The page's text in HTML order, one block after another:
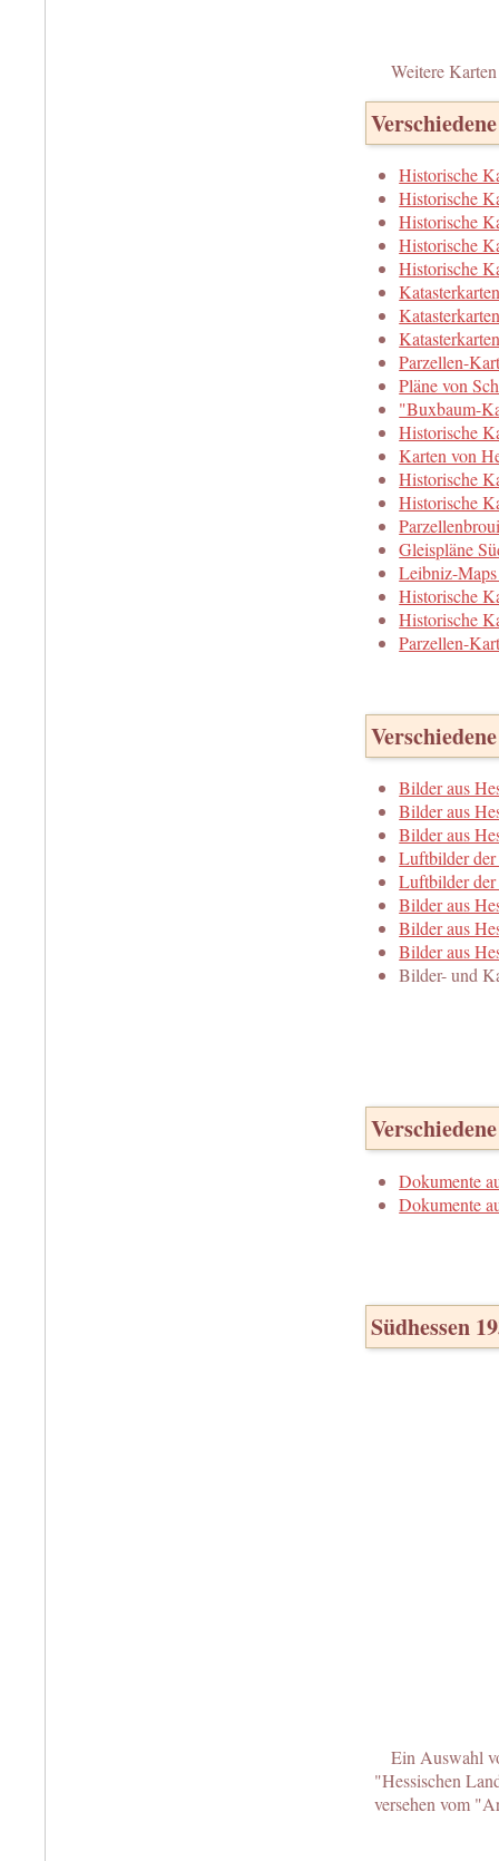
Weitere
Historische
Historische
Historische
Historische
Historische
Parzellen-
Pläne von
"Buxbaum-
Historische
Karten von
Historische
Historische
Gleispläne
Leibniz-Maps
Historische
Historische
Parzellen-
Bilder aus
Bilder aus
Bilder aus
Luftbilder
Luftbilder
Bilder aus
Bilder aus
Bilder aus
Bilder- und
Dokumente
Dokumente
Südhessen
Ein Auswahl
"Hessischen
versehen vom